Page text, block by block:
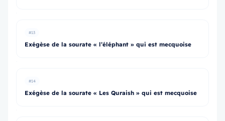
#13
Exégèse de la sourate « l’éléphant » qui est mecquoise
#14
Exégèse de la sourate « Les Quraish » qui est mecquoise